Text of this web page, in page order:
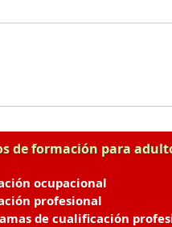
de formación para
ocupacional
profesional
de cualificación